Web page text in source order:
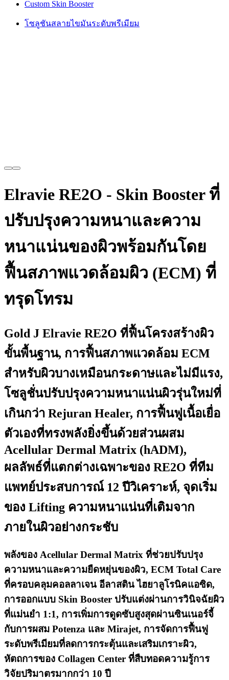
Custom Skin Booster
โซลูชันสลายไขมันระดับพรีเมียม
Elravie RE2O - Skin Booster ที่
ปรับปรุงความหนาและความ
หนาแน่นของผิวพร้อมกันโดย
ฟื้นสภาพแวดล้อมผิว (ECM) ที่
ทรุดโทรม
Gold J Elravie RE2O ที่ฟื้นโครงสร้างผิว
ขั้นพื้นฐาน, การฟื้นสภาพแวดล้อม ECM
สำหรับผิวบางเหมือนกระดาษและไม่มีแรง,
โซลูชั่นปรับปรุงความหนาแน่นผิวรุ่นใหม่ที่
เกินกว่า Rejuran Healer, การฟื้นฟูเนื้อเยื่อ
ตัวเองที่ทรงพลังยิ่งขึ้นด้วยส่วนผสม
Acellular Dermal Matrix (hADM),
ผลลัพธ์ที่แตกต่างเฉพาะของ RE2O ที่ทีม
แพทย์ประสบการณ์ 12 ปีวิเคราะห์, จุดเริ่ม
ของ Lifting ความหนาแน่นที่เติมจาก
ภายในผิวอย่างกระชับ
พลังของ Acellular Dermal Matrix ที่ช่วยปรับปรุง
ความหนาและความยืดหยุ่นของผิว, ECM Total Care
ที่ครอบคลุมคอลลาเจน อีลาสติน ไฮยาลูโรนิคแอซิด,
การออกแบบ Skin Booster ปรับแต่งผ่านการวินิจฉัยผิว
ที่แม่นยำ 1:1, การเพิ่มการดูดซับสูงสุดผ่านซินเนอร์จี้
กับการผสม Potenza และ Mirajet, การจัดการฟื้นฟู
ระดับพรีเมียมที่ลดการกระตุ้นและเสริมเกราะผิว,
หัตถการของ Collagen Center ที่สืบทอดความรู้การ
วิจัยปริมาตรมากกว่า 10 ปี